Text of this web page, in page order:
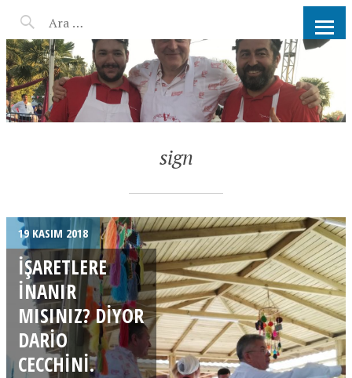
AHMET KATER KÖMÜR
ATEŞINDE BARBEKÜ, IZGARA,
MANGAL PARTISI
HIZMETLERI
sign
19 KASIM 2018
İŞARETLERE
INANIR
MISINIZ? DIYOR
DARIO
CECCHINI.